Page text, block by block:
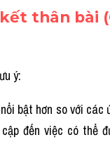
thân bài
ý:
bật hơn so với các
đến việc có thể